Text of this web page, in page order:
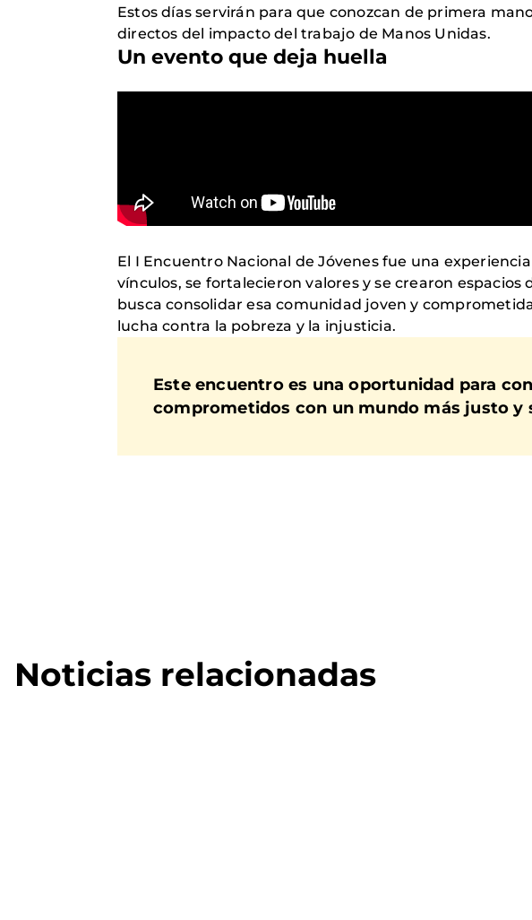
Estos días servirán para que conozcan de primera
directos del impacto del trabajo de Manos Unidas.
Un evento que deja huella
El I Encuentro Nacional de Jóvenes fue una
vínculos, se fortalecieron valores y se crearon
busca consolidar esa comunidad joven y
lucha contra la pobreza y la injusticia.
Este encuentro es una oportunidad para
comprometidos con un mundo más justo y
Noticias relacionadas